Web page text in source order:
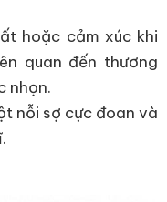
hoặc cảm xúc khi
quan đến thương
nhọn.
nỗi sợ cực đoan và